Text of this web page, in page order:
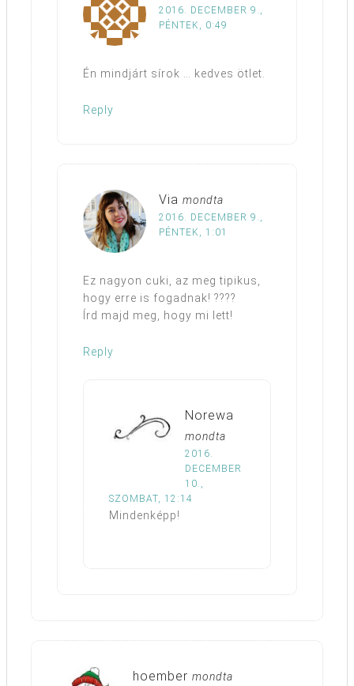
2016. DECEMBER 9.,
PÉNTEK, 0:49
Én mindjárt sírok … kedves ötlet.
Reply
Via mondta
2016. DECEMBER 9.,
PÉNTEK, 1:01
Ez nagyon cuki, az meg tipikus,
hogy erre is fogadnak! ????
Írd majd meg, hogy mi lett!
Reply
Norewa
mondta
2016.
DECEMBER
10.,
SZOMBAT, 12:14
Mindenképp!
hoember mondta